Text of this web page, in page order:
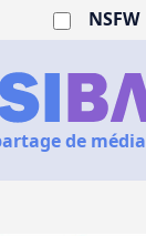
NSFW
de